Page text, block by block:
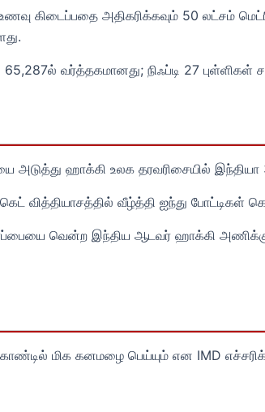
கிடைப்பதை அதிகரிக்கவும் 50 லட்சம்
வர்த்தகமானது; நிஃப்டி 27 புள்ளிகள்
அடுத்து ஹாக்கி உலக தரவரிசையில் இந்தியா
வித்தியாசத்தில் வீழ்த்தி ஐந்து
வென்ற இந்திய ஆடவர் ஹாக்கி அணிக்கு
மிக கனமழை பெய்யும் என IMD